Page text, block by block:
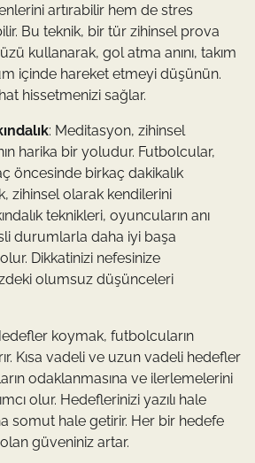
artırabilir hem de stres
Bu teknik, bir tür zihinsel prova
kullanarak, gol atma anını, takım
içinde hareket etmeyi düşünün.
hissetmenizi sağlar.
: Meditasyon, zihinsel
harika bir yoludur. Futbolcular,
öncesinde birkaç dakikalık
zihinsel olarak kendilerini
teknikleri, oyuncuların anı
durumlarla daha iyi başa
olur. Dikkatinizi nefesinize
olumsuz düşünceleri
koymak, futbolcuların
Kısa vadeli ve uzun vadeli hedefler
odaklanmasına ve ilerlemelerini
olur. Hedeflerinizi yazılı hale
somut hale getirir. Her bir hedefe
güveniniz artar.